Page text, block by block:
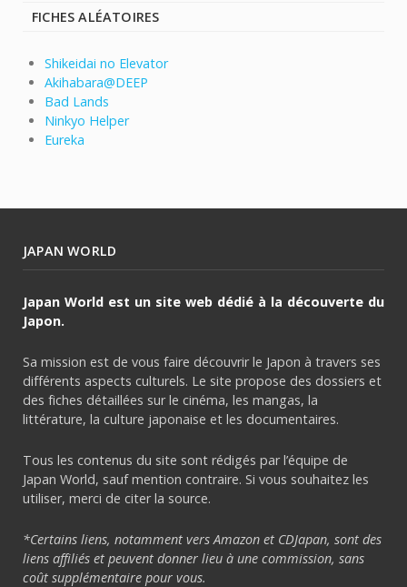
FICHES ALÉATOIRES
Shikeidai no Elevator
Akihabara@DEEP
Bad Lands
Ninkyo Helper
Eureka
JAPAN WORLD
Japan World est un site web dédié à la découverte du
Japon.
Sa mission est de vous faire découvrir le Japon à travers ses
différents aspects culturels. Le site propose des dossiers et
des fiches détaillées sur le cinéma, les mangas, la
littérature, la culture japonaise et les documentaires.
Tous les contenus du site sont rédigés par l’équipe de
Japan World, sauf mention contraire. Si vous souhaitez les
utiliser, merci de citer la source.
*Certains liens, notamment vers Amazon et CDJapan, sont des
liens affiliés et peuvent donner lieu à une commission, sans
coût supplémentaire pour vous.